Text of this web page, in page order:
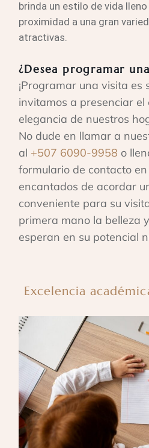
brinda un estilo de vida
proximidad a una gran
atractivas.
¿Desea programar
¡Programar una visita es
invitamos a presenciar el
elegancia de nuestros
No dude en llamar a
al +507 6090-9958 o
formulario de contacto
encantados de acordar
conveniente para su
primera mano la belleza
esperan en su potencial
Excelencia